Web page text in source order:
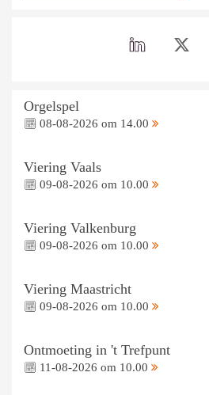
Orgelspel
08-08-2026 om 14.00
Viering Vaals
09-08-2026 om 10.00
Viering Valkenburg
09-08-2026 om 10.00
Viering Maastricht
09-08-2026 om 10.00
Ontmoeting in 't Trefpunt
11-08-2026 om 10.00